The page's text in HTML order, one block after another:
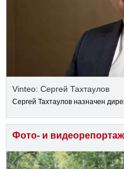
Vinteo: Сергей Тахтаулов
Сергей Тахтаулов назначен
Фото- и